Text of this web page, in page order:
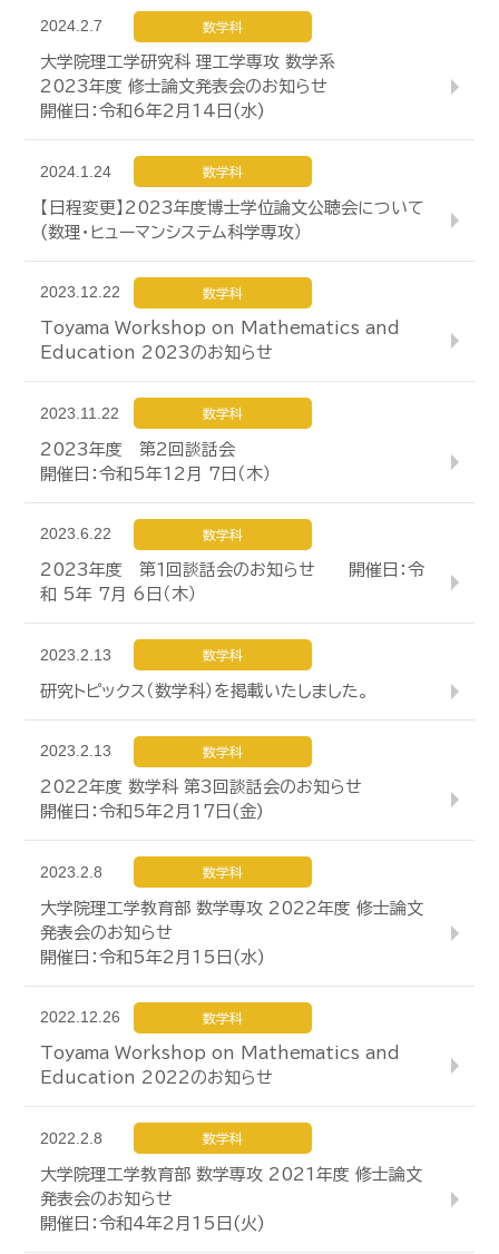
2024.2.7 数学科
大学院理工学研究科 理工学専攻 数学系
2023年度 修士論文発表会のお知らせ
開催日：令和6年2月14日(水)
2024.1.24 数学科
【日程変更】2023年度博士学位論文公聴会について
(数理・ヒューマンシステム科学専攻）
2023.12.22 数学科
Toyama Workshop on Mathematics and
Education 2023のお知らせ
2023.11.22 数学科
2023年度 第2回談話会
開催日：令和5年12月 7日（木）
2023.6.22 数学科
2023年度 第１回談話会のお知らせ 開催日：令
和 5年 7月 6日（木）
2023.2.13 数学科
研究トピックス（数学科）を掲載いたしました。
2023.2.13 数学科
2022年度 数学科 第3回談話会のお知らせ
開催日：令和5年2月17日(金)
2023.2.8 数学科
大学院理工学教育部 数学専攻 2022年度 修士論文
発表会のお知らせ
開催日：令和5年2月15日(水)
2022.12.26 数学科
Toyama Workshop on Mathematics and
Education 2022のお知らせ
2022.2.8 数学科
大学院理工学教育部 数学専攻 2021年度 修士論文
発表会のお知らせ
開催日：令和4年2月15日(火)